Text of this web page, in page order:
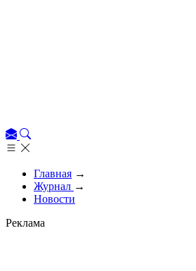
Главная →
Журнал →
Новости
Реклама